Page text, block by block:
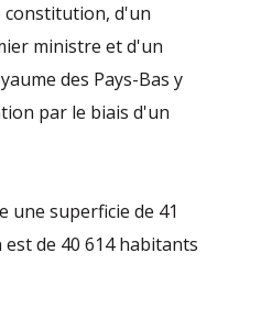
constitution, d'un
ministre et d'un
des Pays-Bas y
par le biais d'un
une superficie de 41
de 40 614 habitants